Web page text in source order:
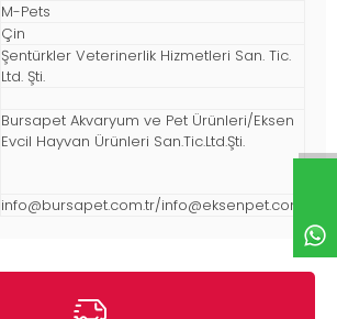
M-Pets
Çin
Şentürkler Veterinerlik Hizmetleri San. Tic.
Ltd. Şti.
Bursapet Akvaryum ve Pet Ürünleri/Eksen
Evcil Hayvan Ürünleri San.Tic.Ltd.Şti.
info@bursapet.com.tr/info@eksenpet.com